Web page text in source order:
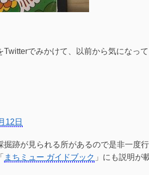
でみかけて、以前から気になっ
12日
跡が見られる所があるので是非一度
まちミュー ガイドブック 」にも説明が